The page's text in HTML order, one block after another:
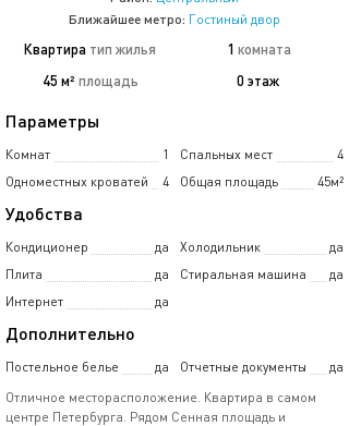
Ближайшее метро: Гостиный двор
Квартира тип жилья 1 комната
45 м² площадь 0 этаж
Параметры
Комнат 1 Спальных мест
4
Одноместных кроватей
4 Общая площадь 45м²
Удобства
Кондиционер да Холодильник
да
Плита
да Стиральная машина
да
Интернет
да
Дополнительно
Постельное белье да Отчетные документы
да
Отличное месторасположение. Квартира в самом
центре Петербурга. Рядом Сенная площадь и